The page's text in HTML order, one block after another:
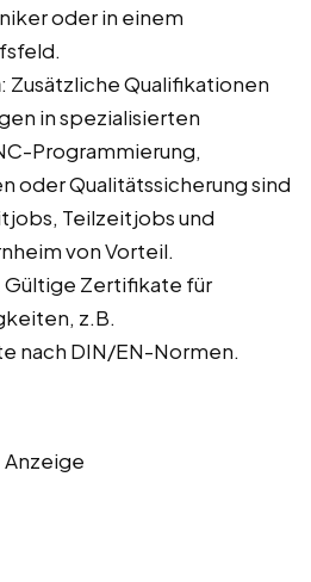
oder in einem
: Zusätzliche Qualifikationen
in spezialisierten
Programmierung,
oder Qualitätssicherung sind
Teilzeitjobs und
von Vorteil.
Gültige Zertifikate für
z.B.
nach DIN/EN-Normen.
Anzeige